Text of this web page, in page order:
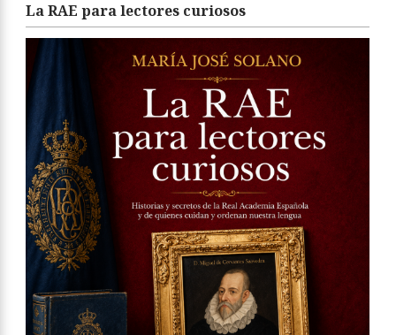
La RAE para lectores curiosos